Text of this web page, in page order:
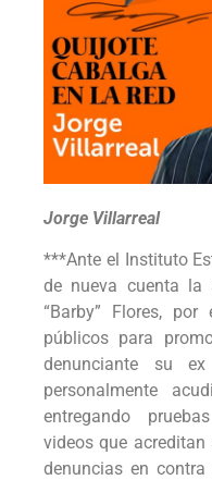
Jorge Villarreal
***Ante el Instituto
de nueva cuenta la
“Barby” Flores,
públicos para
denunciante su
personalmente
entregando
videos que
denuncias en contra